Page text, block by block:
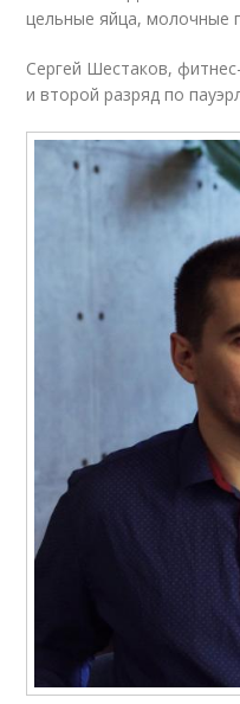
цельные яйца, молочные
Сергей Шестаков,
и второй разряд по